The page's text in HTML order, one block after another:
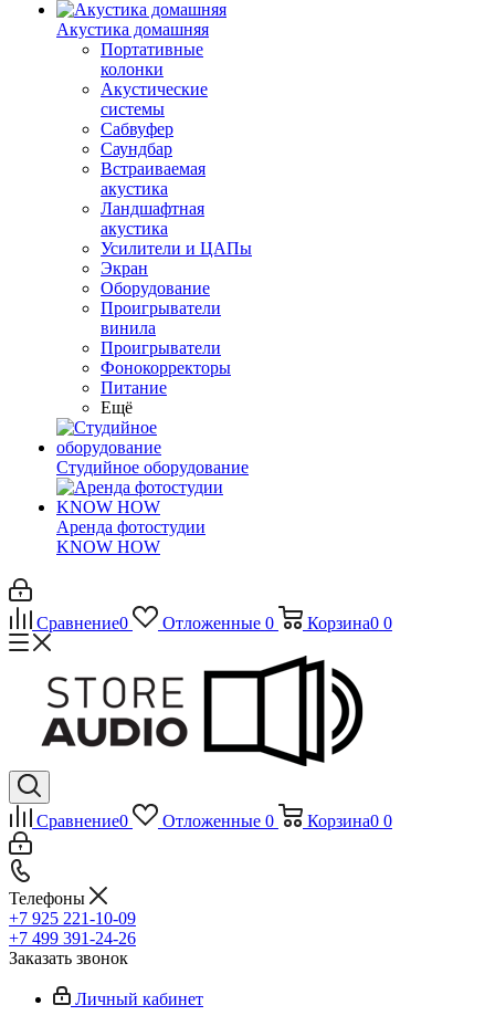
Акустика домашняя
Портативные
колонки
Акустические
системы
Сабвуфер
Саундбар
Встраиваемая
акустика
Ландшафтная
акустика
Усилители и ЦАПы
Экран
Оборудование
Проигрыватели
винила
Проигрыватели
Фонокорректоры
Питание
Ещё
Студийное оборудование
Аренда фотостудии
KNOW HOW
Сравнение0 Отложенные 0 Корзина0 0
Сравнение0 Отложенные 0 Корзина0 0
Телефоны
+7 925 221-10-09
+7 499 391-24-26
Заказать звонок
Личный кабинет